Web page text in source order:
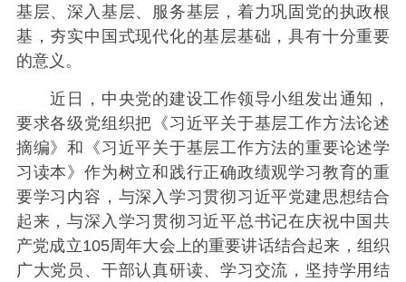
基层、深入基层、服务基层，着力巩固党的执政根
基，夯实中国式现代化的基层基础，具有十分重要
的意义。
近日，中央党的建设工作领导小组发出通知，
要求各级党组织把《习近平关于基层工作方法论述
摘编》和《习近平关于基层工作方法的重要论述学
习读本》作为树立和践行正确政绩观学习教育的重
要学习内容，与深入学习贯彻习近平党建思想结合
起来，与深入学习贯彻习近平总书记在庆祝中国共
产党成立105周年大会上的重要讲话结合起来，组织
广大党员、干部认真研读、学习交流，坚持学用结